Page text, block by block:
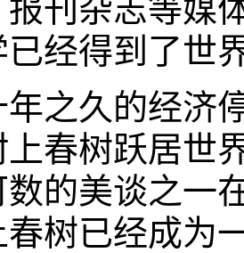
刊杂志等媒
经得到了世
之久的经济
上春树跃居世
的美谈之一
树已经成为